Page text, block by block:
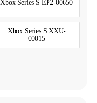
Xbox Series S EP2-00650
Xbox Series S XXU-
00015